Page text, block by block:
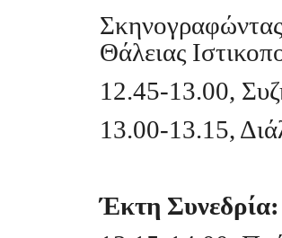
Θάλειας
12.45-13.00,
13.00-13.15,
Έκτη Συνεδρία: